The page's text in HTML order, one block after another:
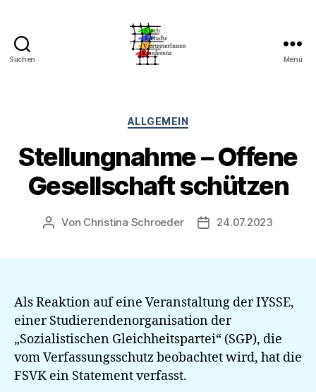
Suchen
RUB
Menü
Kategorien
ALLGEMEIN
Stellungnahme – Offene
Gesellschaft schützen
Beitragsautor
Von Christina Schroeder 24.07.2023
Als Reaktion auf eine Veranstaltung der IYSSE,
einer Studierendenorganisation der
„Sozialistischen Gleichheitspartei“ (SGP), die
vom Verfassungsschutz beobachtet wird, hat die
FSVK ein Statement verfasst.